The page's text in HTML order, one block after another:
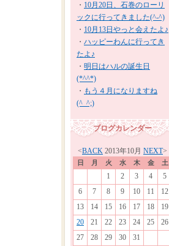
・ 10月20日、石巻のローリ
ックに行ってきました(^-^)
・ 10月13日やっと会えたよ♪
・ ハッピーわんに行ってき
たよ♪
・ 明日はハルの誕生日
(*^^*)
・ もう４月になりますね
(^_^;)
ブログカレンダー
<BACK 2013年10月 NEXT>
日 月 火 水 木 金 土
1 2 3 4
5
6
7 8 9 10 11
12
13
14 15 16 17 18
19
20
21 22 23 24 25
26
27
28 29 30 31